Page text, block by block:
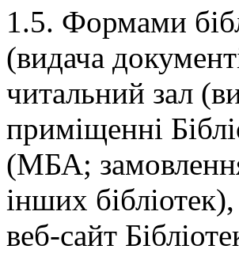
1.5. Формами
(видача
читальний зал
приміщенні
(МБА;
інших
веб-сайт